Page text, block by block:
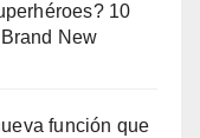
10
New
función que